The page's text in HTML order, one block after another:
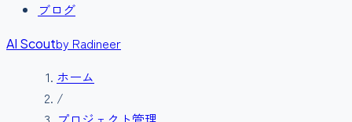
ブログ
AI Scoutby Radineer
ホーム
/